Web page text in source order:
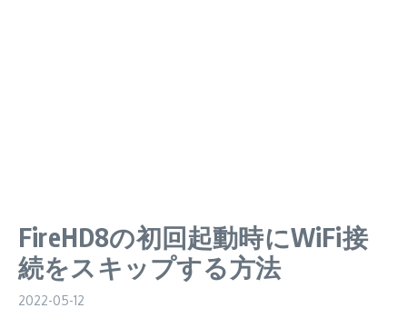
FireHD8の初回起動時にWiFi接
続をスキップする方法
2022-05-12